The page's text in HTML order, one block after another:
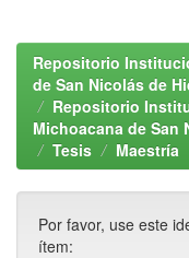
Repositorio
de San Nicolás de
Repositorio
Michoacana de San
Tesis
Maestría
Por favor, use este
ítem: